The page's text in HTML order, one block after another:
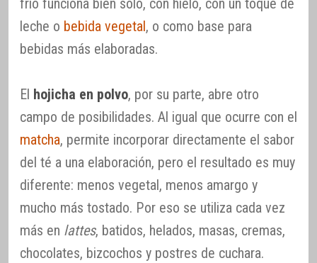
frío funciona bien solo, con hielo, con un toque de
leche o bebida vegetal , o como base para
bebidas más elaboradas.
El hojicha en polvo, por su parte, abre otro
campo de posibilidades. Al igual que ocurre con el
matcha, permite incorporar directamente el sabor
del té a una elaboración, pero el resultado es muy
diferente: menos vegetal, menos amargo y
mucho más tostado. Por eso se utiliza cada vez
más en lattes, batidos, helados, masas, cremas,
chocolates, bizcochos y postres de cuchara.